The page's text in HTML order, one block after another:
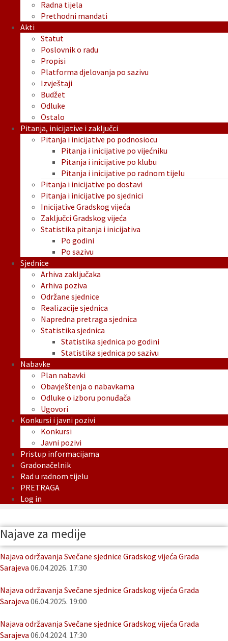
Radna tijela
Prethodni mandati
Akti
Statut
Poslovnik o radu
Propisi
Platforma djelovanja po sazivu
Izvještaji
Budžet
Odluke
Ostalo
Pitanja, inicijative i zaključci
Pitanja i inicijative po podnosiocu
Pitanja i inicijative po vijećniku
Pitanja i inicijative po klubu
Pitanja i inicijative po radnom tijelu
Pitanja i inicijative po dostavi
Pitanja i inicijative po sjednici
Inicijative Gradskog vijeća
Zaključci Gradskog vijeća
Statistika pitanja i inicijativa
Po godini
Po sazivu
Sjednice
Arhiva zaključaka
Arhiva poziva
Održane sjednice
Realizacije sjednica
Napredna pretraga sjednica
Statistika sjednica
Statistika sjednica po godini
Statistika sjednica po sazivu
Nabavke
Plan nabavki
Obavještenja o nabavkama
Odluke o izboru ponuđača
Ugovori
Konkursi i javni pozivi
Konkursi
Javni pozivi
Pristup informacijama
Gradonačelnik
Rad u radnom tijelu
PRETRAGA
Log in
Najave za medije
Najava održavanja Svečane sjednice Gradskog vijeća Grada
Sarajeva 06.04.2026. 17:30
Najava održavanja Svečane sjednice Gradskog vijeća Grada
Sarajeva 06.04.2025. 19:00
Najava održavanja Svečane sjednice Gradskog vijeća Grada
Sarajeva 06.04.2024. 17:30